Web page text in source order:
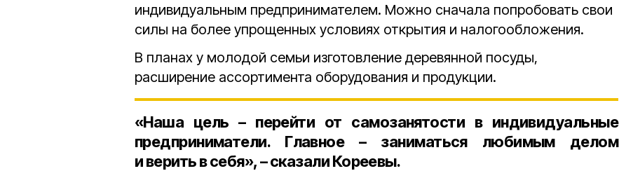
индивидуальным предпринимателем. Можно сначала попробовать свои
силы на более упрощенных условиях открытия и налогообложения.
В планах у молодой семьи изготовление деревянной посуды,
расширение ассортимента оборудования и продукции.
«Наша цель – перейти от самозанятости в индивидуальные
предприниматели. Главное – заниматься любимым делом
и верить в себя», – сказали Кореевы.